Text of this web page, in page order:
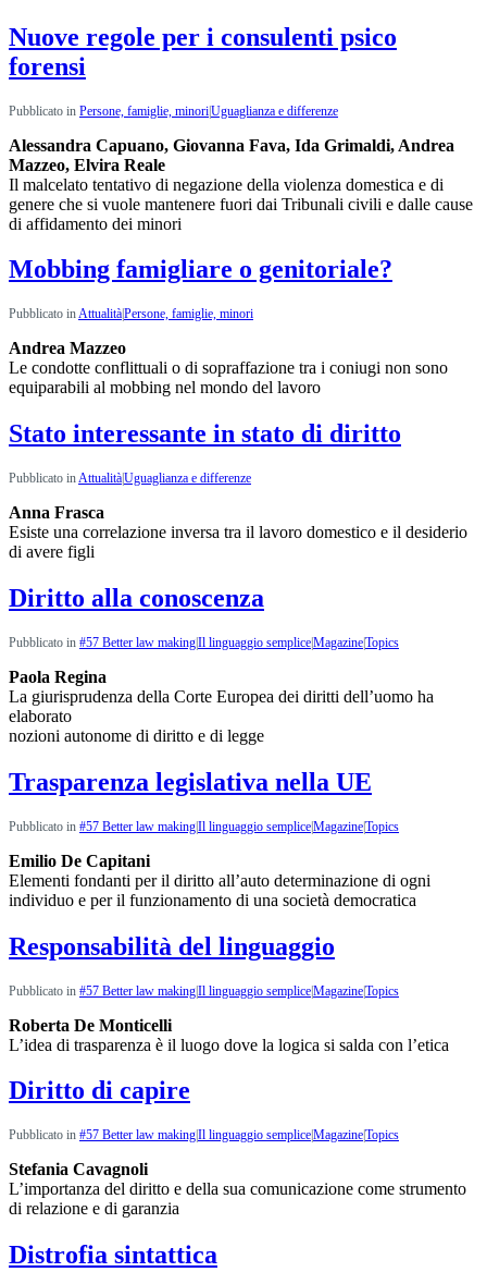
Nuove regole per i consulenti psico
forensi
Pubblicato in Persone, famiglie, minori|Uguaglianza e differenze
Alessandra Capuano, Giovanna Fava, Ida Grimaldi, Andrea
Mazzeo, Elvira Reale
Il malcelato tentativo di negazione della violenza domestica e di
genere che si vuole mantenere fuori dai Tribunali civili e dalle cause
di affidamento dei minori
Mobbing famigliare o genitoriale?
Pubblicato inAttualitàPersone, famiglie, minori
Andrea Mazzeo
Le condotte conflittuali o di sopraffazione tra i coniugi non sono
equiparabili al mobbing nel mondo del lavoro
Stato interessante in stato di diritto
Pubblicato inAttualitàUguaglianza e differenze
Anna Frasca
Esiste una correlazione inversa tra il lavoro domestico e il desiderio
di avere figli
Diritto alla conoscenza
Pubblicato in #57 Better law makingIl linguaggio sempliceMagazineTopics
Paola Regina
La giurisprudenza della Corte Europea dei diritti dell’uomo ha
elaborato
nozioni autonome di diritto e di legge
Trasparenza legislativa nella UE
Pubblicato in #57 Better law making|Il linguaggio semplice|Magazine|Topics
Emilio De Capitani
Elementi fondanti per il diritto all’auto determinazione di ogni
individuo e per il funzionamento di una società democratica
Responsabilità del linguaggio
Pubblicato in #57 Better law making|Il linguaggio semplice|Magazine|Topics
Roberta De Monticelli
L’idea di trasparenza è il luogo dove la logica si salda con l’etica
Diritto di capire
Pubblicato in #57 Better law makingIl linguaggio sempliceMagazineTopics
Stefania Cavagnoli
L’importanza del diritto e della sua comunicazione come strumento
di relazione e di garanzia
Distrofia sintattica